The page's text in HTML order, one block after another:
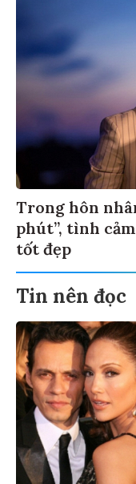
Trong hôn
phút”, tình
tốt đẹp
Tin nên đọc